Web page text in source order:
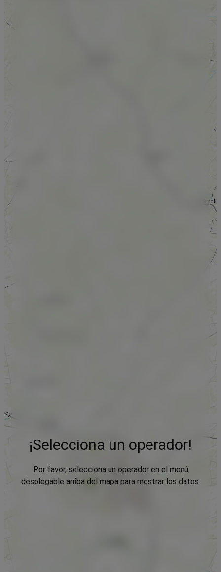
¡Selecciona un operador!
Por favor, selecciona un operador en el menú
desplegable arriba del mapa para mostrar los datos.